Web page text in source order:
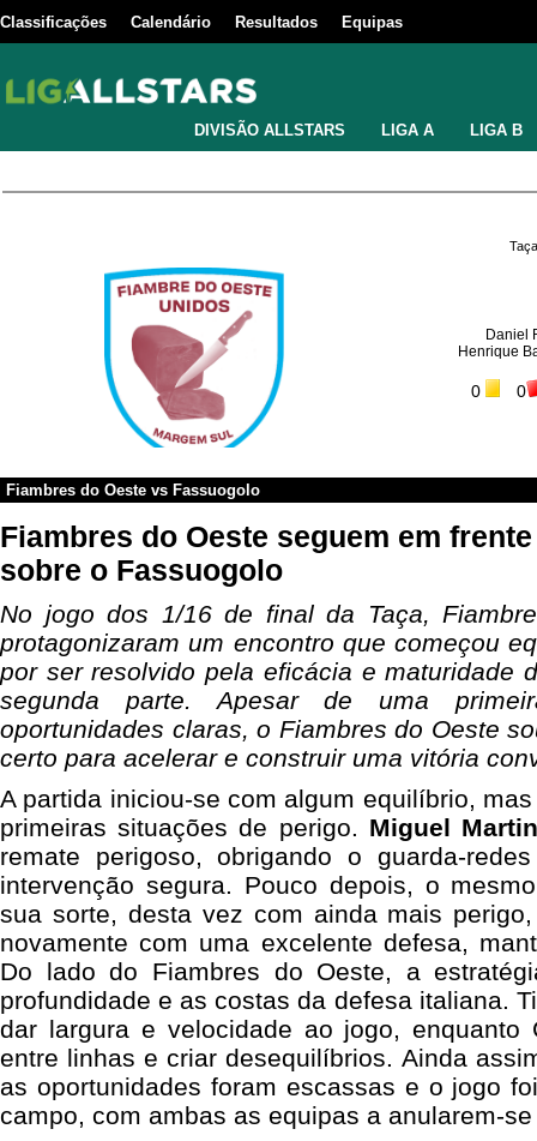
Classificações Calendário Resultados Equipas
DIVISÃO ALLSTARS LIGA A LIGA B
Daniel
Henrique
0 0
Fiambres do Oeste vs Fassuogolo
Fiambres do Oeste seguem em
sobre o Fassuogolo
No jogo dos 1/16 de final da Taça,
protagonizaram um encontro que começou
por ser resolvido pela eficácia e maturidade
segunda parte. Apesar de uma
oportunidades claras, o Fiambres do Oeste
certo para acelerar e construir uma vitória
A partida iniciou-se com algum equilíbrio,
primeiras situações de perigo. Miguel
remate perigoso, obrigando o guarda-
intervenção segura. Pouco depois, o
sua sorte, desta vez com ainda mais
novamente com uma excelente defesa,
Do lado do Fiambres do Oeste, a
profundidade e as costas da defesa italiana.
dar largura e velocidade ao jogo, enquanto
entre linhas e criar desequilíbrios. Ainda
as oportunidades foram escassas e o jogo
campo, com ambas as equipas a anularem-